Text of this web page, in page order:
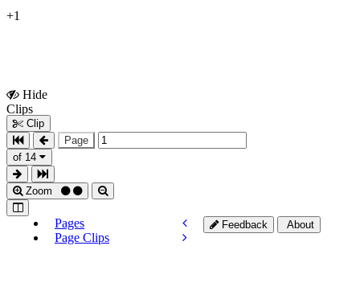
+1
Hide
Clips
Clip
Page
of 14
Zoom
Pages
Page Clips
Feedback About